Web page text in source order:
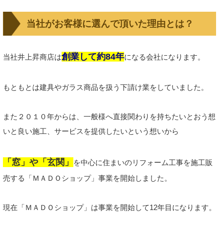
当社がお客様に選んで頂いた理由とは？
当社井上昇商店は創業して約84年になる会社になります。
もともとは建具やガラス商品を扱う下請け業をしていました。
また２０１０年からは、一般様へ直接関わりを持ちたいとおう想
いと良い施工、サービスを提供したいという想いから
「窓」や「玄関」
を中心に住まいのリフォーム工事を施工販
売する「ＭＡＤＯショップ」事業を開始しました。
現在「ＭＡＤＯショップ」は事業を開始して12年目になります。